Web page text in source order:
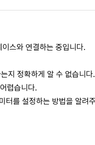
스와 연결하는 중입니다.
지 정확하게 알 수 없습니다.
렵습니다.
를 설정하는 방법을 알려